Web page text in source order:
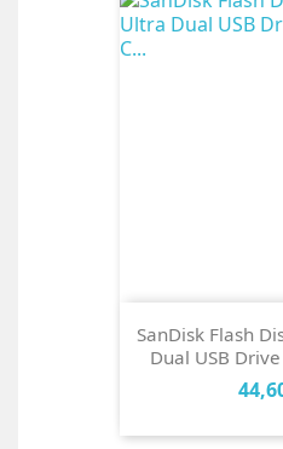
SanDisk Flash
Dual USB